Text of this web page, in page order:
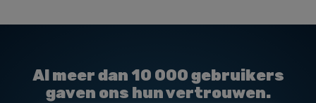
Al meer dan 10 000gebruikers
gaven ons hun vertrouwen.